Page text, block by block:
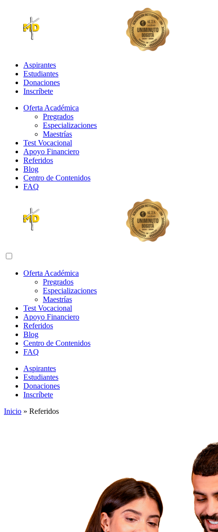
Aspirantes
Estudiantes
Donaciones
Inscríbete
Oferta Académica
Pregrados
Especializaciones
Maestrías
Test Vocacional
Apoyo Financiero
Referidos
Blog
Centro de Contenidos
FAQ
Abrir menú de navegación
Oferta Académica
Pregrados
Especializaciones
Maestrías
Test Vocacional
Apoyo Financiero
Referidos
Blog
Centro de Contenidos
FAQ
Aspirantes
Estudiantes
Donaciones
Inscríbete
Inicio » Referidos